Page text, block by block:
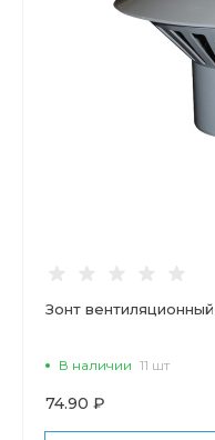
Зонт
В наличии 11 шт
74.90 ₽